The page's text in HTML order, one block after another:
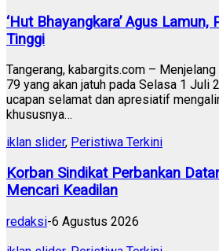
‘Hut Bhayangkara’ Agus Lamun,
Tinggi
Tangerang, kabargits.com – Menjelang
79 yang akan jatuh pada Selasa 1 Juli
ucapan selamat dan apresiatif
khususnya…
iklan slider, Peristiwa Terkini
Korban Sindikat Perbankan
Mencari Keadilan
redaksi-6 Agustus 2026